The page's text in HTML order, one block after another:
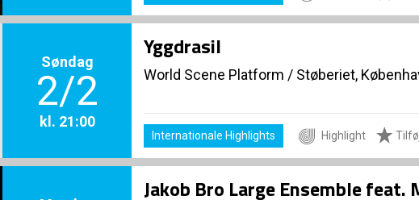
Søndag
2/2
kl. 21:00
Yggdrasil
World Scene Platform / Støberiet,
Internationale Highlights Highlight
Jakob Bro Large Ensemble feat.